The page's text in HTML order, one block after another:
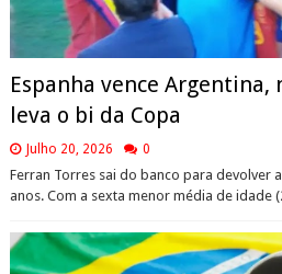
Espanha vence Argentina,
leva o bi da Copa
Julho 20, 2026 0
Ferran Torres sai do banco para devolver
anos. Com a sexta menor média de idade